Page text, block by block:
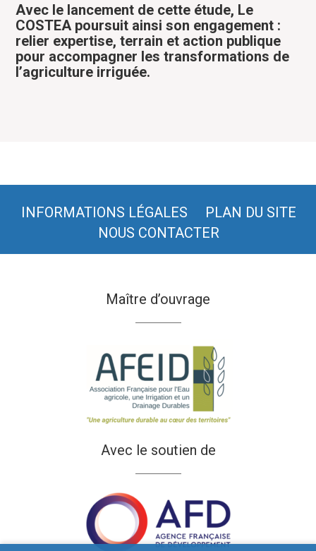
Avec le lancement de cette étude, Le
COSTEA poursuit ainsi son engagement :
relier expertise, terrain et action publique
pour accompagner les transformations de
l’agriculture irriguée.
INFORMATIONS LÉGALES
PLAN DU SITE
NOUS CONTACTER
Maître d’ouvrage
Avec le soutien de